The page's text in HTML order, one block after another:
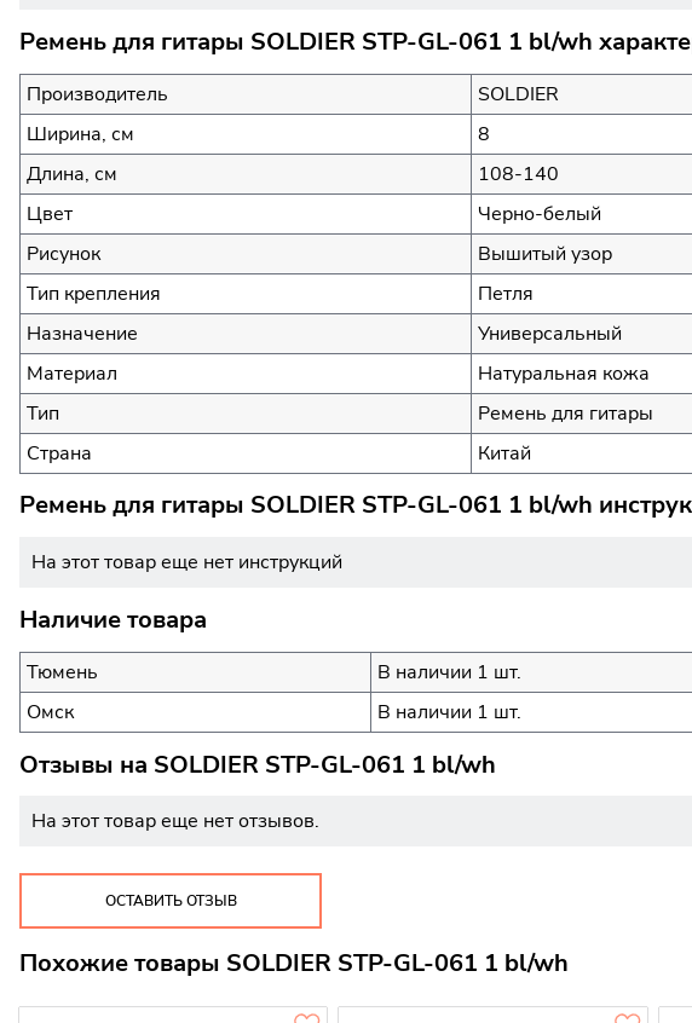
Ремень для гитары SOLDIER STP-GL-061 1 bl/wh
Производитель
SOLDIER
Ширина, см
8
Длина, см
108-140
Цвет
Черно-белый
Рисунок
Вышитый узор
Тип крепления
Петля
Назначение
Универсальный
Материал
Натуральная кожа
Тип
Ремень для гитары
Страна
Китай
Ремень для гитары SOLDIER STP-GL-061 1 bl/wh
На этот товар еще нет инструкций
Наличие товара
Тюмень
В наличии 1 шт.
Омск
В наличии 1 шт.
Отзывы на SOLDIER STP-GL-061 1 bl/wh
На этот товар еще нет отзывов.
ОСТАВИТЬ ОТЗЫВ
Похожие товары SOLDIER STP-GL-061 1 bl/wh